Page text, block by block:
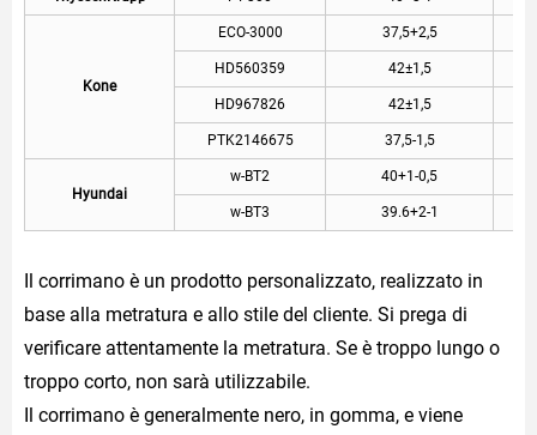
Kone
ECO-3000 37,5+2,5
HD560359 42±1,5
HD967826 42±1,5
PTK2146675 37,5-1,5
Hyundai
w-BT2 40+1-0,5
w-BT3 39.6+2-1
Il corrimano è un prodotto personalizzato, realizzato in
base alla metratura e allo stile del cliente. Si prega di
verificare attentamente la metratura. Se è troppo lungo o
troppo corto, non sarà utilizzabile.
Il corrimano è generalmente nero, in gomma, e viene